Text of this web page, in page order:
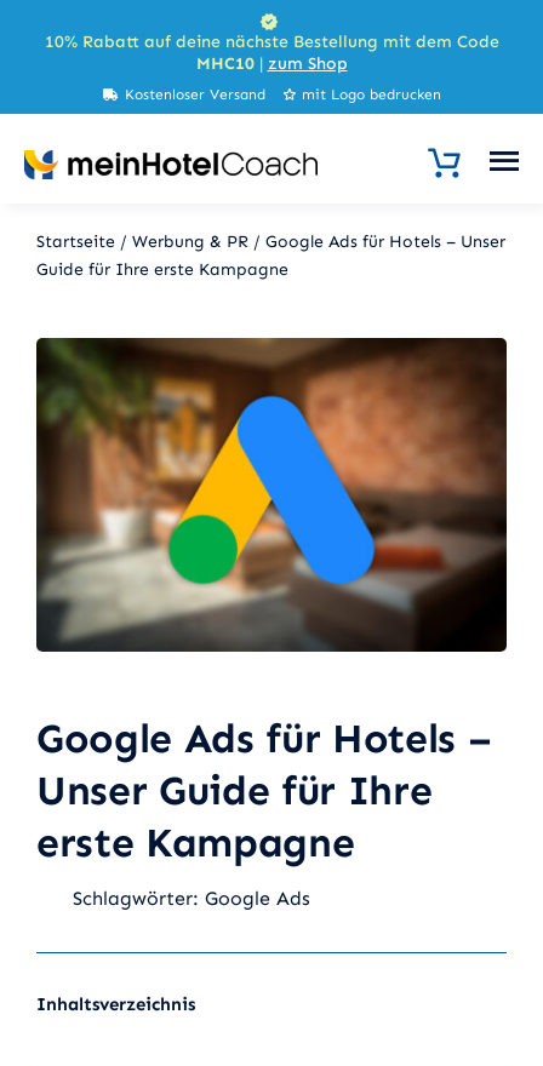
Inhalt10% Rabatt auf deine nächste Bestellung mit dem Code
MHC10| zum Shop
Kostenloser Versand mit Logo bedrucken
Startseite/ Werbung & PR/ Google Ads für Hotels – Unser
Guide für Ihre erste Kampagne
Google Ads für Hotels –
Unser Guide für Ihre
erste Kampagne
Schlagwörter: Google Ads
Inhaltsverzeichnis